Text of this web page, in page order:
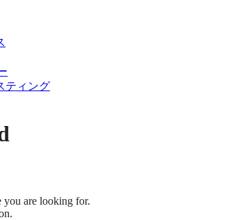
ティング
you are looking for.